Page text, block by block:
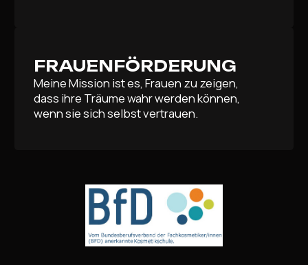
FRAUENFÖRDERUNG
Meine Mission ist es, Frauen zu zeigen,
dass ihre Träume wahr werden können,
wenn sie sich selbst vertrauen.